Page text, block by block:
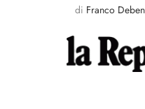
di Franco